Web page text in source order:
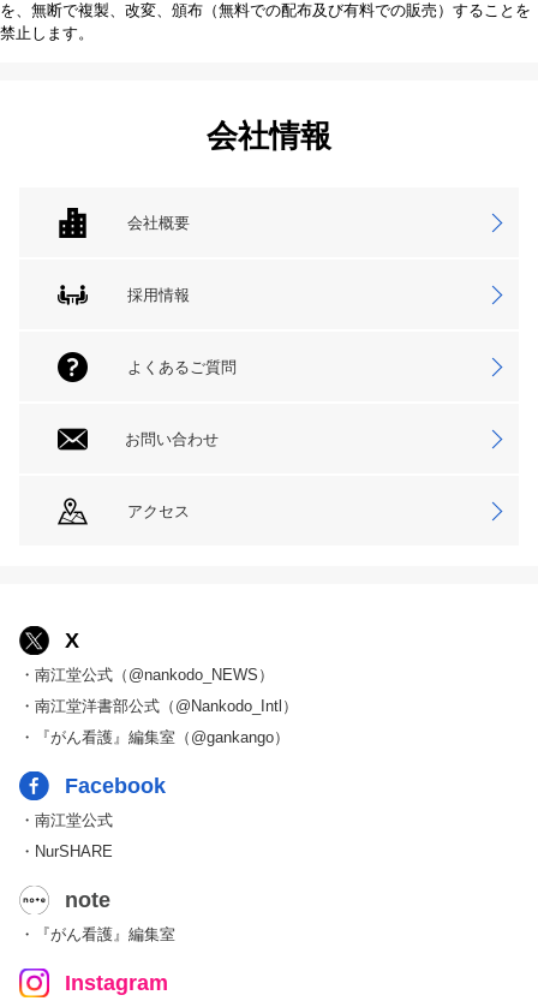
を、無断で複製、改変、頒布（無料での配布及び有料での販売）することを
禁止します。
会社情報
会社概要
採用情報
よくあるご質問
お問い合わせ
アクセス
X
・南江堂公式（@nankodo_NEWS）
・南江堂洋書部公式（@Nankodo_Intl）
・『がん看護』編集室（@gankango）
Facebook
・南江堂公式
・NurSHARE
note
・『がん看護』編集室
Instagram